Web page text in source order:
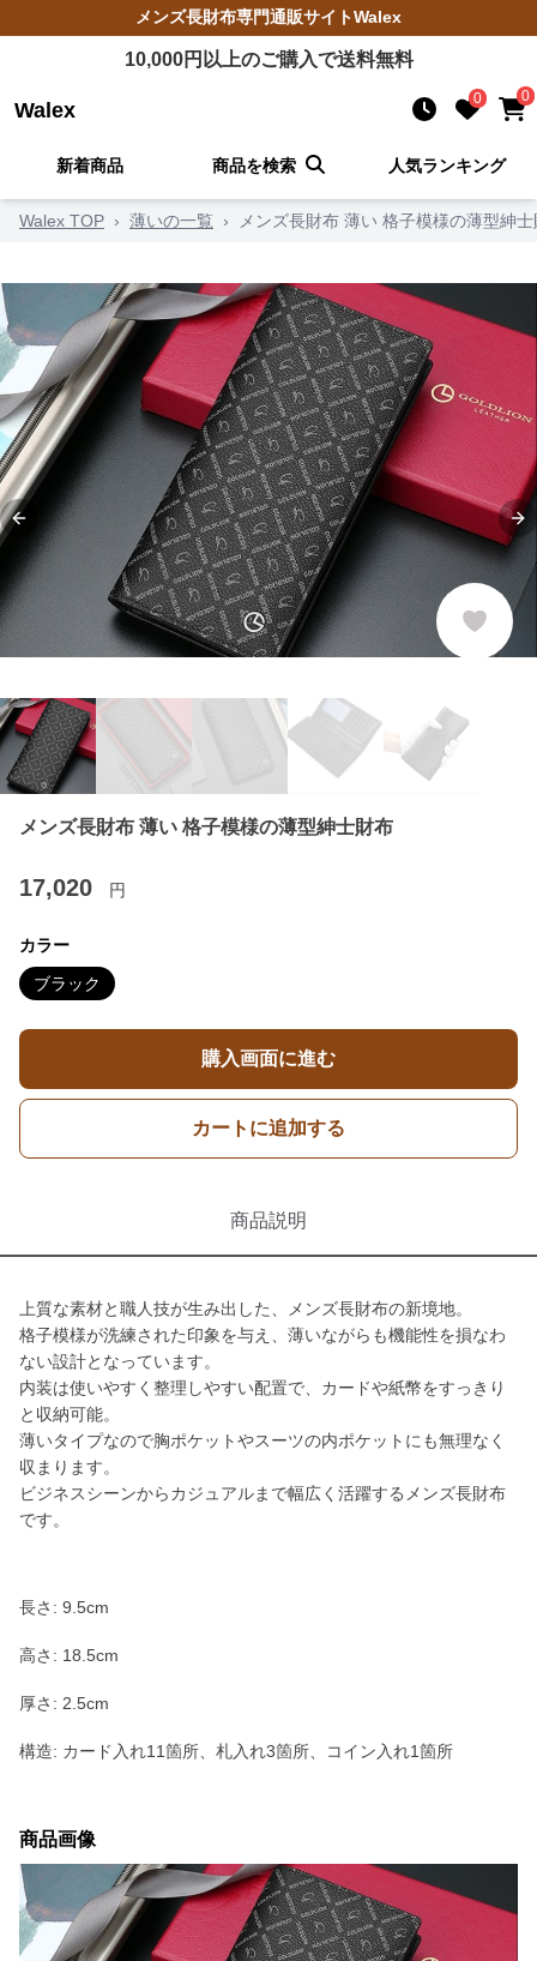
メンズ長財布専門通販サイトWalex
10,000円以上のご購入で送料無料
Walex 0 0
新着商品 商品を検索 人気ランキング
Walex TOP › 薄いの一覧 › メンズ長財布 薄い 格子模様の薄型紳
Previous slide
メンズ長財布 薄い 格子模様の薄型紳士財布
17,020 円
カラー
ブラック
購入画面に進む
カートに追加する
商品説明
上質な素材と職人技が生み出した、メンズ長財布の新境地。
格子模様が洗練された印象を与え、薄いながらも機能性を損なわ
ない設計となっています。
内装は使いやすく整理しやすい配置で、カードや紙幣をすっきり
と収納可能。
薄いタイプなので胸ポケットやスーツの内ポケットにも無理なく
収まります。
ビジネスシーンからカジュアルまで幅広く活躍するメンズ長財布
です。
長さ: 9.5cm
高さ: 18.5cm
厚さ: 2.5cm
構造: カード入れ11箇所、札入れ3箇所、コイン入れ1箇所
商品画像